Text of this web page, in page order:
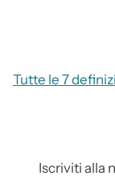
Tutte le 7
Iscriviti alla